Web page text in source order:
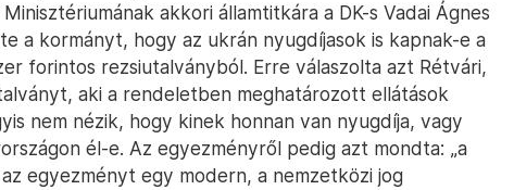
akkori államtitkára a DK-s Vadai Ágnes
a kormányt, hogy az ukrán nyugdíjasok is kapnak-e a
forintos rezsiutalványból. Erre válaszolta azt Rétvári,
aki a rendeletben meghatározott ellátások
nem nézik, hogy kinek honnan van nyugdíja, vagy
él-e. Az egyezményről pedig azt mondta: „a
egyezményt egy modern, a nemzetközi jog